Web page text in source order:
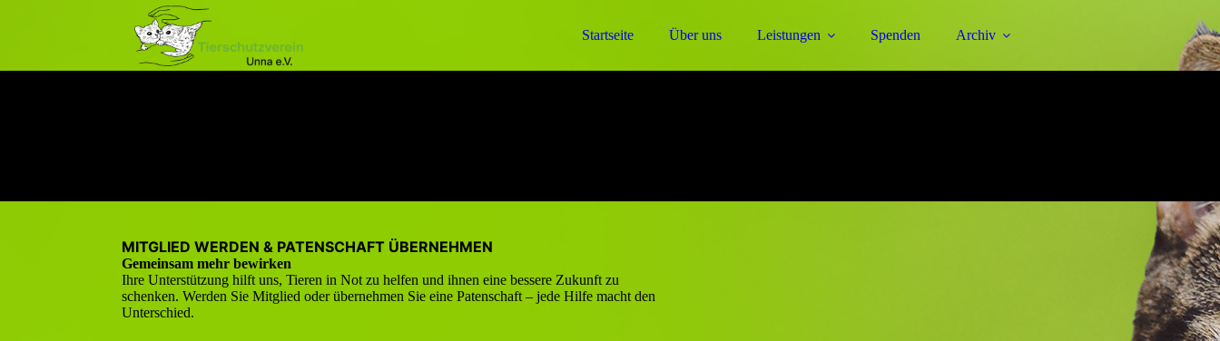
Startseite Über uns Leistungen Spenden Archiv
MITGLIED WERDEN & PATENSCHAFT ÜBERNEHMEN
Gemeinsam mehr bewirken
Ihre Unterstützung hilft uns, Tieren in Not zu helfen und ihnen eine bessere Zukunft zu
schenken. Werden Sie Mitglied oder übernehmen Sie eine Patenschaft – jede Hilfe macht den
Unterschied.